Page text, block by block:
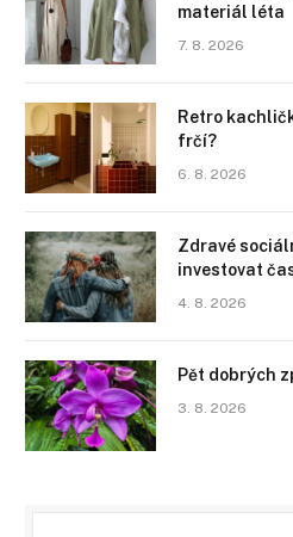
materiál léta
7. 8. 2026
Retro
frčí?
6. 8. 2026
Zdravé
investovat
4. 8. 2026
Pět dobrých
3. 8. 2026